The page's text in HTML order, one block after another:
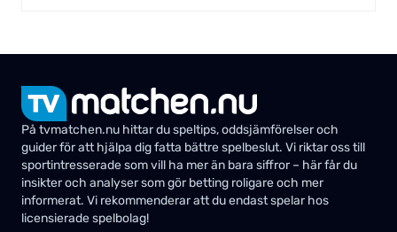
På tvmatchen.nu hittar du speltips, oddsjämförelser och
guider för att hjälpa dig fatta bättre spelbeslut. Vi riktar oss till
sportintresserade som vill ha mer än bara siffror – här får du
insikter och analyser som gör betting roligare och mer
informerat. Vi rekommenderar att du endast spelar hos
licensierade spelbolag!